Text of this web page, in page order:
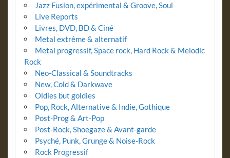
Jazz Fusion, expérimental & Groove, Soul
Live Reports
Livres, DVD, BD & Ciné
Metal extrême & alternatif
Metal progressif, Space rock, Hard Rock & Melodic
Rock
Neo-Classical & Soundtracks
New, Cold & Darkwave
Oldies but goldies
Pop, Rock, Alternative & Indie, Gothique
Post-Prog & Art-Pop
Post-Rock, Shoegaze & Avant-garde
Psyché, Punk, Grunge & Noise-Rock
Rock Progressif